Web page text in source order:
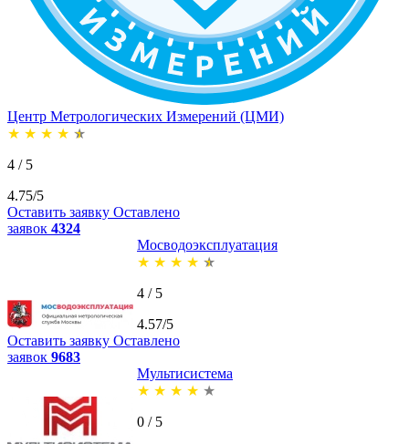
Центр Метрологических Измерений (ЦМИ)
★ ★ ★ ★ ★
4 / 5
4.75/5
Оставить заявку Оставлено
заявок 4324
Мосводоэксплуатация
★ ★ ★ ★ ★
4 / 5
4.57/5
Оставить заявку Оставлено
заявок 9683
Мультисистема
★ ★ ★ ★ ★
0 / 5